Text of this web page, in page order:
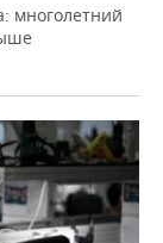
многолетний